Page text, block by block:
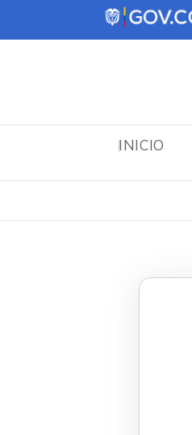
INICIO